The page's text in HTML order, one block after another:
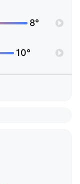
8°
10°